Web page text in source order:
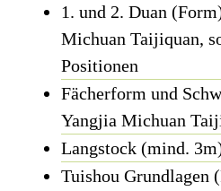
1. und 2. Duan
Michuan Taijiquan,
Positionen
Fächerform und
Yangjia Michuan
Langstock (mind.
Tuishou Grundlagen